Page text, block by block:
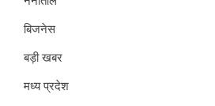
बिजनेस
बड़ी खबर
मध्य प्रदेश